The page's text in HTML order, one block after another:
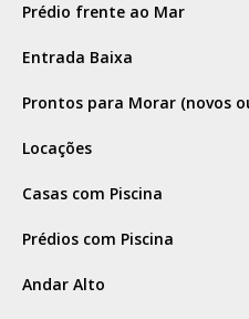
Prédio frente ao Mar
Entrada Baixa
Prontos para Morar (novos
Locações
Casas com Piscina
Prédios com Piscina
Andar Alto